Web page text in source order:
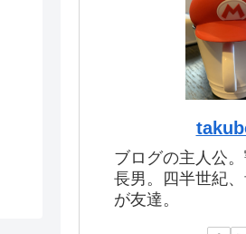
ブログの主人公
長男。四半世紀
が友達。